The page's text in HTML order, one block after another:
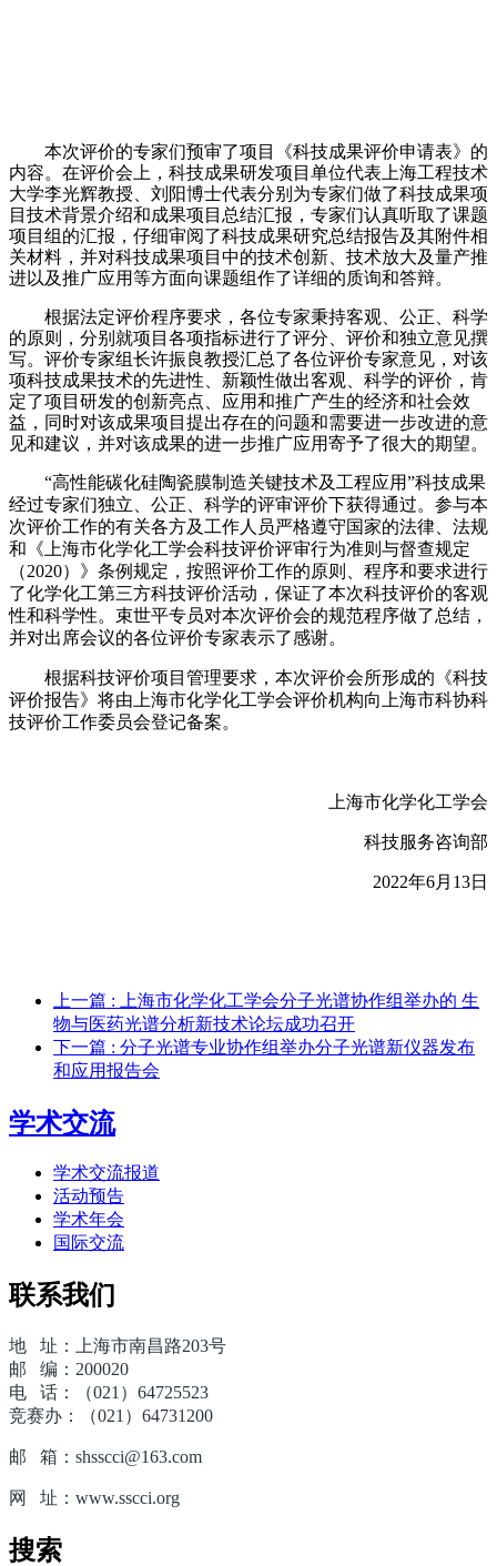
本次评价的专家们预审了项目 《科技成果评价申请表》 的
内容。 在评价会上， 科技成果研发项目 单位代表 上海工程技术
大学李光辉教授、刘阳博士代表分别 为专家们做了科技成果项
目技术背景介绍和成果项目 总结汇报 ，专家们认真听取了课题
项目组的汇报，仔细审阅了科技成果研究总结报告及其附件相
关材料，并对科技成果项目中的技术创新、 技术放大及量产推
进以及推广应用等方面向课题组作了详细的质询和答辩。
根据法定评价程序要求，各位专家秉持客观、公正、科学
的原则，分别就项目各项指标进行了评分、 评价和独立意见撰
写。 评价专家组长许振良教授汇总了各位评价专家意见， 对该
项科技成果技术的先进性、新颖性做出客观、 科学的评价， 肯
定了项目 研发的创新亮点、应用和推广产生的经济和社会效
益， 同时对该成果项目提出存在的问题和需要进一步改进的意
见和建议 ，并对该成果的进一步推广应用寄予了很大的期望。
“高性能碳化硅陶瓷膜制造关键技术及工程应用”科技成果
经过专家们独立、公正、科学的评审评价下获得通过。 参与本
次评价工作的有关各方及工作人员严格遵守国家的法律、法规
和《上海市化学化工学会科技评价评审行为准则与督查规定
（2020）》条例规定，按照评价工作的原则、程序和要求进行
了化学化工第三方科技评价活动， 保证了本次科技评价的客观
性和科学性。 束世平专员对本次评价会的规范程序做了总结，
并对出席会议的各位评价专家表示了感谢。
根据科技评价项目 管理要求，本次评价会所形成的《科技
评价报告》将由上海市化学化工学会评价机构向上海市科协科
技评价工作委员会登记备案。
上海市化学化工学会
科技服务咨询部
2022年6月 13日
上一篇 : 上海市化学化工学会分子光谱协作组举办的 生
物与医药光谱分析新技术论坛成功召开
下一篇 : 分子光谱专业协作组举办分子光谱新仪器发布
和应用报告会
学术交流
学术交流报道
活动预告
学术年会
国际交流
联系我们
地 址：上海市南昌路203号
邮 编：200020
电 话：（021）64725523
竞赛办：（021）64731200
邮 箱：shsscci@163.com
网 址：www.sscci.org
搜索